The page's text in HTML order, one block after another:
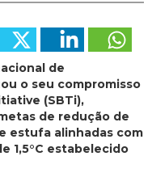
de
o seu compromisso
(SBTi),
de redução de
estufa alinhadas com
1,5°C estabelecido